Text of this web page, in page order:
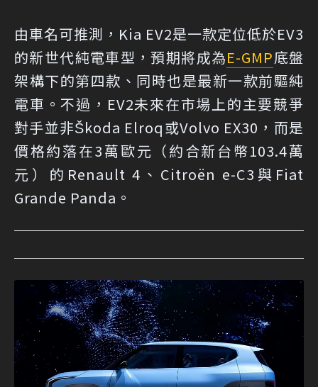
由車名可推測，Kia EV2是一款定位低於EV3
的新世代純電車型，預期將成為E-GMP底盤
架構下的第四款、同時也是最新一款前驅純
電車。不過，EV2未來在市場上的主要競爭
對手並非Škoda Elroq或Volvo EX30，而是
價格約落在3萬歐元（約合新台幣103.4萬
元）的Renault 4、Citroën e-C3與Fiat
Grande Panda。